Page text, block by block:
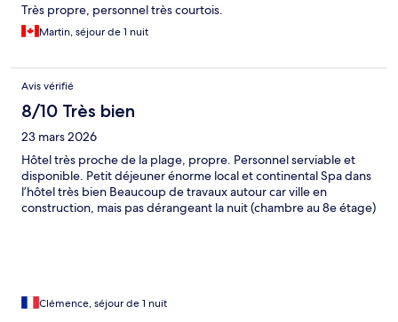
Très propre, personnel très courtois.
Martin, séjour de 1 nuit
Avis vérifié
8/10 Très bien
23 mars 2026
Hôtel très proche de la plage, propre. Personnel serviable et
disponible. Petit déjeuner énorme local et continental Spa dans
l’hôtel très bien Beaucoup de travaux autour car ville en
construction, mais pas dérangeant la nuit (chambre au 8e étage)
Clémence, séjour de 1 nuit